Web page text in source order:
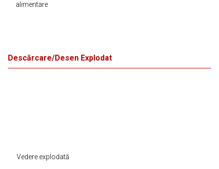
alimentare
Descărcare/Desen Explodat
Vedere explodată